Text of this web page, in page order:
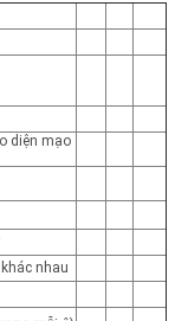
diện mạo
nhau